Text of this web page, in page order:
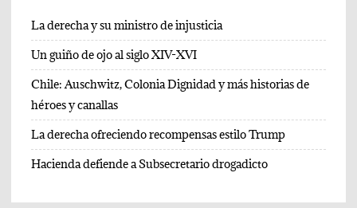
La derecha y su ministro de injusticia
Un guiño de ojo al siglo XIV-XVI
Chile: Auschwitz, Colonia Dignidad y más historias de
héroes y canallas
La derecha ofreciendo recompensas estilo Trump
Hacienda defiende a Subsecretario drogadicto